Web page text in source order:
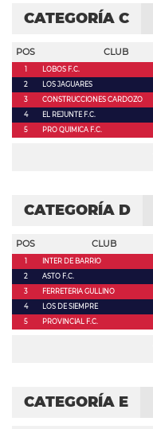
CATEGORÍA C
POS CLUB
1 LOBOS F.C.
2
LOS JAGUARES
3
CONSTRUCCIONES CARDOZO
4
EL REJUNTE F.C.
5
PRO QUIMICA F.C.
CATEGORÍA D
POS CLUB
1 INTER DE BARRIO
2
ASTO F.C.
3
FERRETERIA GULLINO
4
LOS DE SIEMPRE
5
PROVINCIAL F.C.
CATEGORÍA E